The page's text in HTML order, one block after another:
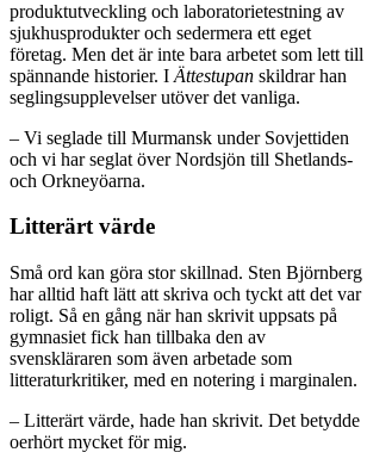
produktutveckling och laboratorietestning av
sjukhusprodukter och sedermera ett eget
företag. Men det är inte bara arbetet som lett till
spännande historier. I Ättestupan skildrar han
seglingsupplevelser utöver det vanliga.
– Vi seglade till Murmansk under Sovjettiden
och vi har seglat över Nordsjön till Shetlands-
och Orkneyöarna.
Litterärt värde
Små ord kan göra stor skillnad. Sten Björnberg
har alltid haft lätt att skriva och tyckt att det var
roligt. Så en gång när han skrivit uppsats på
gymnasiet fick han tillbaka den av
svenskläraren som även arbetade som
litteraturkritiker, med en notering i marginalen.
– Litterärt värde, hade han skrivit. Det betydde
oerhört mycket för mig.